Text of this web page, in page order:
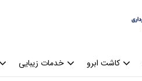
کاشت ابرو خدمات زیبایی